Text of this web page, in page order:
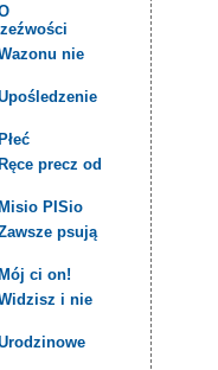
nie
precz od
PISio
psują
ci on!
i nie